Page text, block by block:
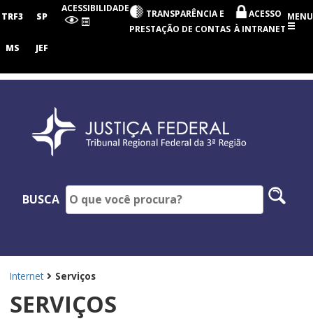
Regional
3ª
TRF3 SP
MS JEF
ACESSIBILIDADE
TRANSPARÊNCIA E
PRESTAÇÃO DE CONTAS
ACESSO
À INTRANET
MENU
BUSCA
Internet Serviços
SERVIÇOS